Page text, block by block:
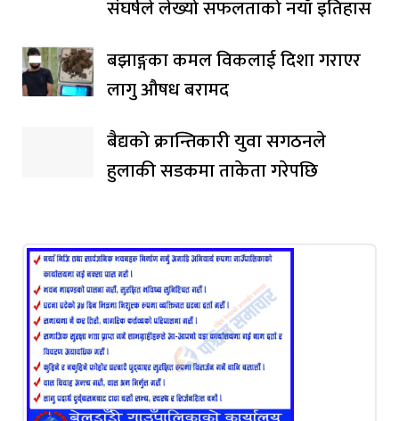
संघर्षले लेख्यो सफलताको नयाँ इतिहास
बझाङ्गका कमल विकलाई दिशा गराएर
लागु औषध बरामद
बैद्यको क्रान्तिकारी युवा सगठनले
हुलाकी सडकमा ताकेता गरेपछि